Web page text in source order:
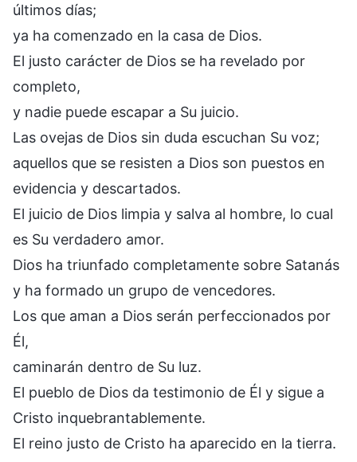
últimos días;
ya ha comenzado en la casa de Dios.
El justo carácter de Dios se ha revelado por
completo,
y nadie puede escapar a Su juicio.
Las ovejas de Dios sin duda escuchan Su voz;
aquellos que se resisten a Dios son puestos en
evidencia y descartados.
El juicio de Dios limpia y salva al hombre, lo cual
es Su verdadero amor.
Dios ha triunfado completamente sobre Satanás
y ha formado un grupo de vencedores.
Los que aman a Dios serán perfeccionados por
Él,
caminarán dentro de Su luz.
El pueblo de Dios da testimonio de Él y sigue a
Cristo inquebrantablemente.
El reino justo de Cristo ha aparecido en la tierra.